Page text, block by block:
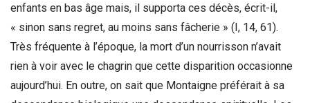
enfants en bas âge mais, il supporta ces décès, écrit-il,
« sinon sans regret, au moins sans fâcherie » (I, 14, 61).
Très fréquente à l’époque, la mort d’un nourrisson n’avait
rien à voir avec le chagrin que cette disparition occasionne
aujourd’hui. En outre, on sait que Montaigne préférait à sa